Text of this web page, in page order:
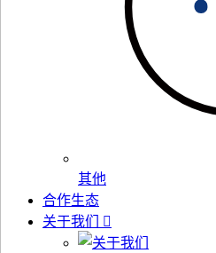
其他
合作生态
关于我们